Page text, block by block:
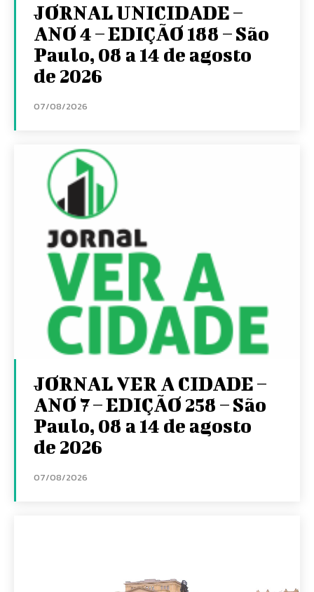
JORNAL UNICIDADE –
ANO 4 – EDIÇÃO 188 – São
Paulo, 08 a 14 de agosto
de 2026
07/08/2026
JORNAL VER A CIDADE –
ANO 7 – EDIÇÃO 258 – São
Paulo, 08 a 14 de agosto
de 2026
07/08/2026